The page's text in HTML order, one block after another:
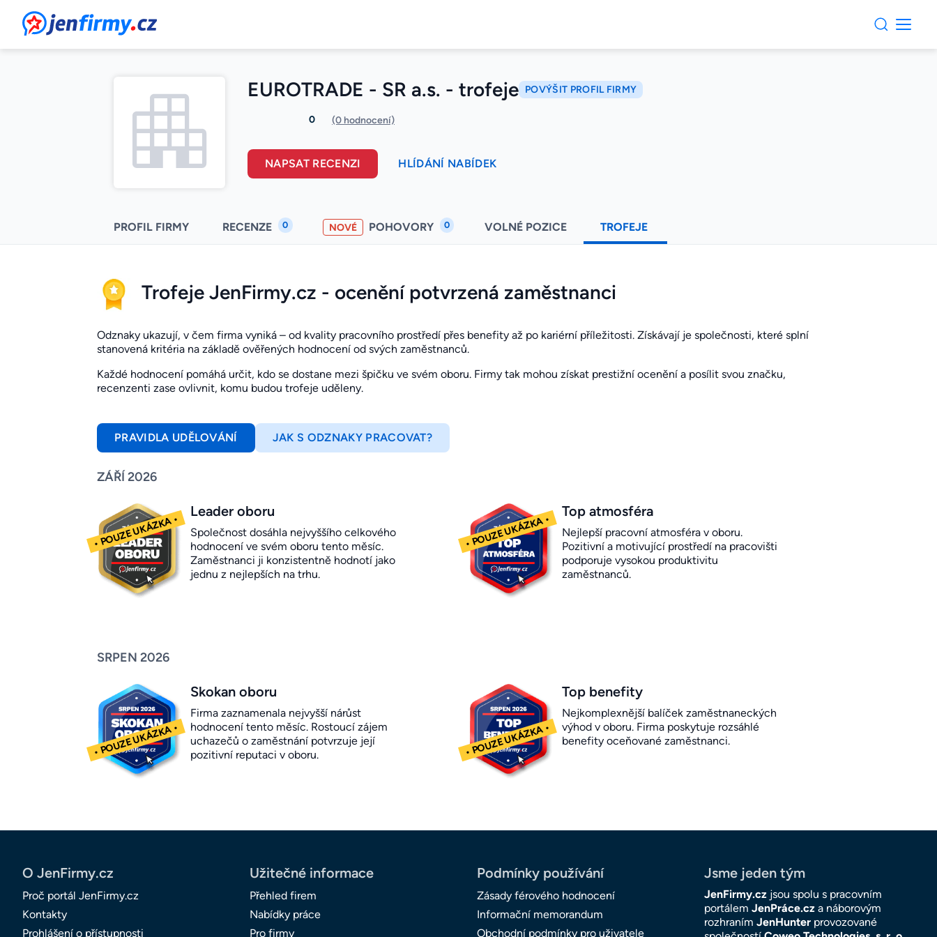
JenFirmy.cz
EUROTRADE - SR a.s. - trofeje POVÝŠIT PROFIL FIRMY
0 (0 hodnocení)
NAPSAT RECENZI HLÍDÁNÍ NABÍDEK
PROFIL FIRMY RECENZE 0 NOVÉ POHOVORY 0 VOLNÉ POZICE TROFEJE
Trofeje JenFirmy.cz - ocenění potvrzená zaměstnanci
Odznaky ukazují, v čem firma vyniká – od kvality pracovního prostředí přes benefity až po kariérní příležitosti. Získávají je společnosti, které splní
stanovená kritéria na základě ověřených hodnocení od svých zaměstnanců.
Každé hodnocení pomáhá určit, kdo se dostane mezi špičku ve svém oboru. Firmy tak mohou získat prestižní ocenění a posílit svou značku,
recenzenti zase ovlivnit, komu budou trofeje uděleny.
PRAVIDLA UDĚLOVÁNÍ JAK S ODZNAKY PRACOVAT?
ZÁŘÍ 2026
Leader oboru
Společnost dosáhla nejvyššího celkového
hodnocení ve svém oboru tento měsíc.
Zaměstnanci ji konzistentně hodnotí jako
jednu z nejlepších na trhu.
Top atmosféra
Nejlepší pracovní atmosféra v oboru.
Pozitivní a motivující prostředí na pracovišti
podporuje vysokou produktivitu
zaměstnanců.
SRPEN 2026
Skokan oboru
Firma zaznamenala nejvyšší nárůst
hodnocení tento měsíc. Rostoucí zájem
uchazečů o zaměstnání potvrzuje její
pozitivní reputaci v oboru.
Top benefity
Nejkomplexnější balíček zaměstnaneckých
výhod v oboru. Firma poskytuje rozsáhlé
benefity oceňované zaměstnanci.
O JenFirmy.cz
Proč portál JenFirmy.cz
Kontakty
Prohlášení o přístupnosti
Užitečné informace
Přehled firem
Nabídky práce
Pro firmy
Podmínky používání
Zásady férového hodnocení
Informační memorandum
Obchodní podmínky pro uživatele
Jsme jeden tým
JenFirmy.cz jsou spolu s pracovním
portálem JenPráce.cz a náborovým
rozhraním JenHunter provozované